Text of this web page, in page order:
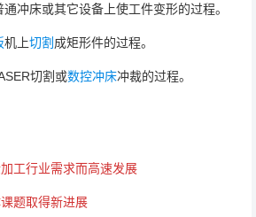
冲床或其它设备上使工件变形的过程。
机上切割成矩形件的过程。
切割或数控冲床冲裁的过程。
工行业需求而高速发展
题取得新进展